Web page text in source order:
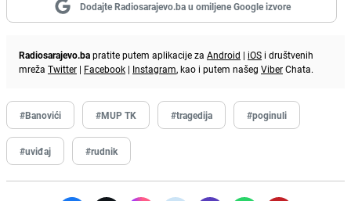
Dodajte Radiosarajevo.ba u omiljene Google izvore
Radiosarajevo.bapratite putem aplikacije za Android | iOS i društvenih
mreža Twitter | Facebook | Instagram, kao i putem našeg ViberChata.
#Banovići #MUP TK #tragedija #poginuli
#uviđaj #rudnik